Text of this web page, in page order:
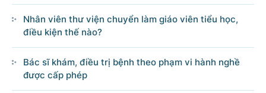
Email: thongtinchinhphu@chinhphu.vn.
Cổng TTĐT Chính phủ
Văn phòng Chính phủ
Nhân viên thư viện chuyển làm giáo viên tiểu học,
điều kiện thế nào?
Bác sĩ khám, điều trị bệnh theo phạm vi hành nghề
được cấp phép